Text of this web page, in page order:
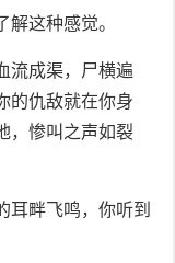
这种感觉。
流成渠，尸横遍
的仇敌就在你身
，惨叫之声如裂
耳畔飞鸣，你听到